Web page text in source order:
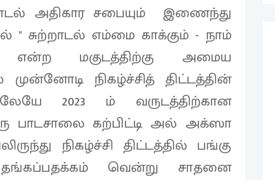
அதிகார சபையும் இணைந்து
சுற்றாடல் எம்மை காக்கும் - நாம்
மகுடத்திற்கு அமைய
முன்னோடி நிகழ்ச்சித் திட்டத்தின்
2023 ம் வருடத்திற்கான
பாடசாலை கற்பிட்டி அல் அக்ஸா
நிகழ்ச்சி திட்டத்தில் பங்கு
வென்று சாதனை